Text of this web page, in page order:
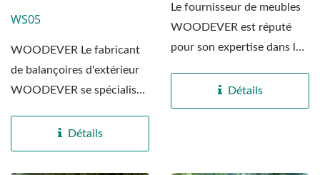
WS05
WOODEVER Le fabricant
de balançoires d'extérieur
WOODEVER se spécialise
Détails
Le fournisseur de meubles
WOODEVER est réputé
pour son expertise dans la
professionnelle...
Détails